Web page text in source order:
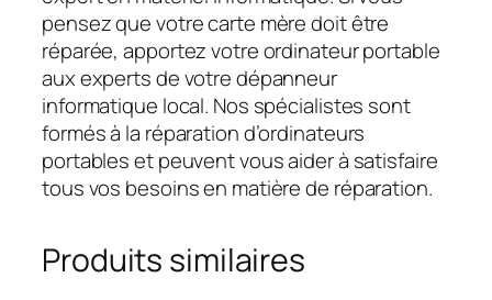
pensez que votre carte mère doit être
réparée, apportez votre ordinateur portable
aux experts de votre dépanneur
informatique local. Nos spécialistes sont
formés à la réparation d’ordinateurs
portables et peuvent vous aider à satisfaire
tous vos besoins en matière de réparation.
Produits similaires